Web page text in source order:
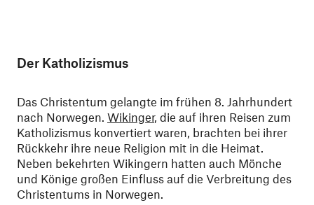
Der Katholizismus
Das Christentum gelangte im frühen 8. Jahrhundert
nach Norwegen. Wikinger, die auf ihren Reisen zum
Katholizismus konvertiert waren, brachten bei ihrer
Rückkehr ihre neue Religion mit in die Heimat.
Neben bekehrten Wikingern hatten auch Mönche
und Könige großen Einfluss auf die Verbreitung des
Christentums in Norwegen.